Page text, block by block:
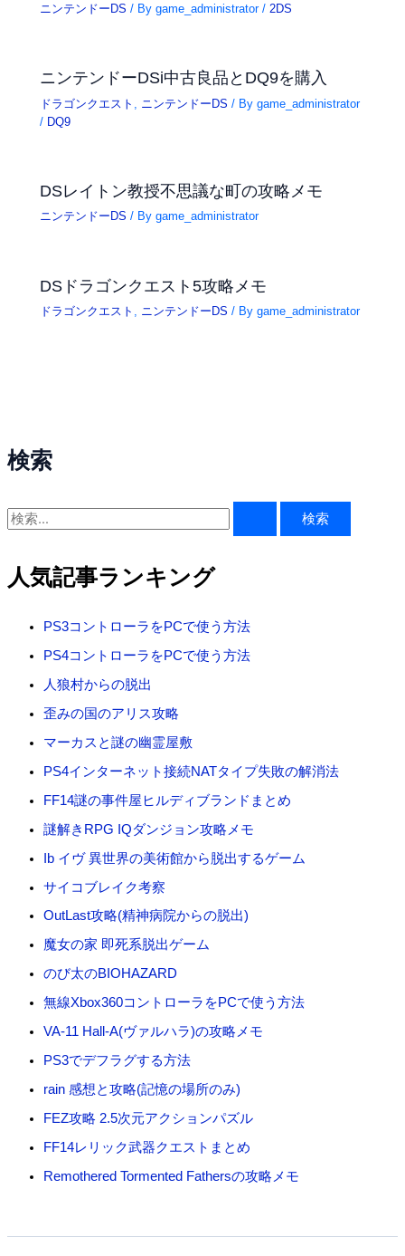
検索
検
対
象
人気記事ランキング
PS3コントローラをPCで使う方法
PS4コントローラをPCで使う方法
人狼村からの脱出
歪みの国のアリス攻略
マーカスと謎の幽霊屋敷
PS4インターネット接続NATタイプ失敗の解消法
FF14謎の事件屋ヒルディブランドまとめ
謎解きRPG IQダンジョン攻略メモ
Ib イヴ 異世界の美術館から脱出するゲーム
サイコブレイク考察
OutLast攻略(精神病院からの脱出)
魔女の家 即死系脱出ゲーム
のび太のBIOHAZARD
無線Xbox360コントローラをPCで使う方法
VA-11 Hall-A(ヴァルハラ)の攻略メモ
PS3でデフラグする方法
rain 感想と攻略(記憶の場所のみ)
FEZ攻略 2.5次元アクションパズル
FF14レリック武器クエストまとめ
Remothered Tormented Fathersの攻略メモ
ニンテンドーDS / Bygame_administrator/ 2DS
ニンテンドーDSi中古良品とDQ9を購入
ドラゴンクエスト ニンテンドーDS / Bygame_administrator
/ DQ9
DSレイトン教授不思議な町の攻略メモ
ニンテンドーDS / Bygame_administrator
DSドラゴンクエスト5攻略メモ
ドラゴンクエスト , ニンテンドーDS / Bygame_administrator